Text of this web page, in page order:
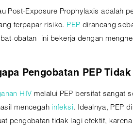
Post-Exposure Prophylaxis adalah
terpapar risiko. PEP dirancang
obatan ini bekerja dengan
Pengobatan PEP
HIV melalui PEP bersifat sangat
mencegah infeksi. Idealnya, PEP
pengobatan tidak lagi efektif,